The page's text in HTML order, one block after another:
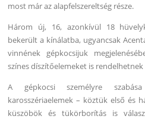
most már az alapfelszereltség része.
Három új, 16, azonkívül 18
bekerült a kínálatba, ugyancsak
vinnének gépkocsijuk
színes díszítőelemeket is rendelhetnek
A gépkocsi személyre
karosszériaelemek – köztük első és
küszöbök és tükörborítás is